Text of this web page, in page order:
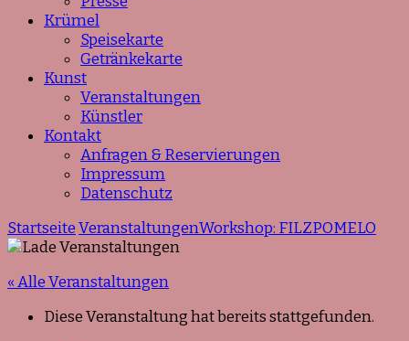
Krümel
Speisekarte
Getränkekarte
Kunst
Veranstaltungen
Künstler
Kontakt
Anfragen & Reservierungen
Impressum
Datenschutz
StartseiteVeranstaltungenWorkshop: FILZPOMELO
« Alle Veranstaltungen
Diese Veranstaltung hat bereits stattgefunden.